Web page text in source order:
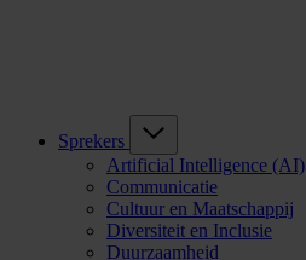
Sprekers
Artificial Intelligence (AI)
Communicatie
Cultuur en Maatschappij
Diversiteit en Inclusie
Duurzaamheid